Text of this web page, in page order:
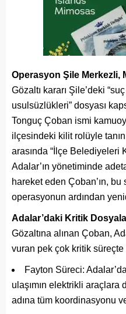
Operasyon Şile Merkezli,
Gözaltı kararı Şile’deki
usulsüzlükleri” dosyası
Tonguç Çoban ismi
ilçesindeki kilit rolüyle
arasında “İlçe Belediyeleri
Adalar’ın yönetiminde
hareket eden Çoban’ın,
operasyonun ardından
Adalar’daki Kritik
Gözaltına alınan Çoban,
vuran pek çok kritik süreçte
Fayton Süreci:
ulaşımın elektrikli
adına tüm koordinasyonu